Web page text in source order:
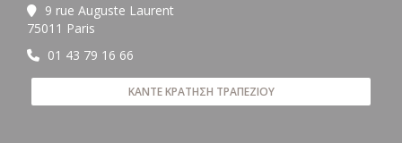
9 rue Auguste Laurent
75011 Paris
01 43 79 16 66
ΚΆΝΤΕ ΚΡΆΤΗΣΗ ΤΡΑΠΕΖΙΟΎ